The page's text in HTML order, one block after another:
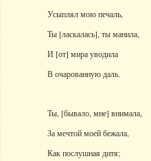
Усыплял мою печаль,
Ты [ласкалась], ты манила,
И [от] мира уводила
В очарованную даль.
Ты, [бывало, мне] внимала,
За мечтой моей бежала,
Как послушная дитя;